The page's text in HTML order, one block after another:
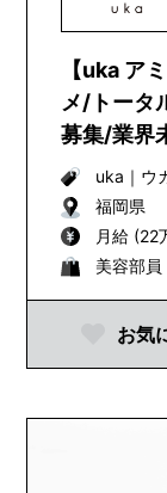
【uka ア
メ/トータ
募集/業界
uka ｜ ウ
福岡県
月給 (22
美容部員
お気